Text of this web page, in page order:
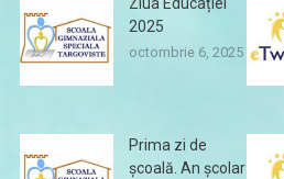
2025
octombrie 6, 2025
Prima zi de
școală. An școlar